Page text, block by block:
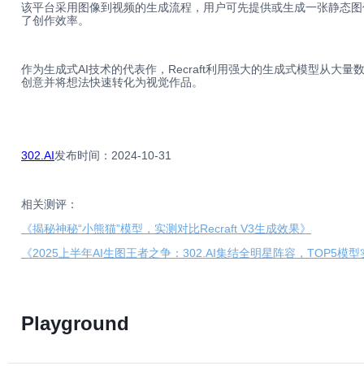
该平台采用图像到视频的生成流程，用户可先提供或生成一张静态
了创作效率。
作为生成式AI技术的代表作，Recraft利用强大的生成式模型从大量
创意并将想法快速转化为视觉作品。
302.AI发布时间：2024-10-31
相关测评：
《揭秘神秘“小熊猫”模型，实测对比Recraft V3生成效果》
《2025上半年AI生图王者之争：302.AI集结全明星阵容，TOP5模
Playground